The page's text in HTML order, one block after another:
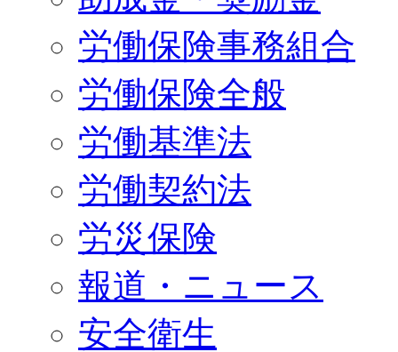
労働保険事務組合
労働保険全般
労働基準法
労働契約法
労災保険
報道・ニュース
安全衛生